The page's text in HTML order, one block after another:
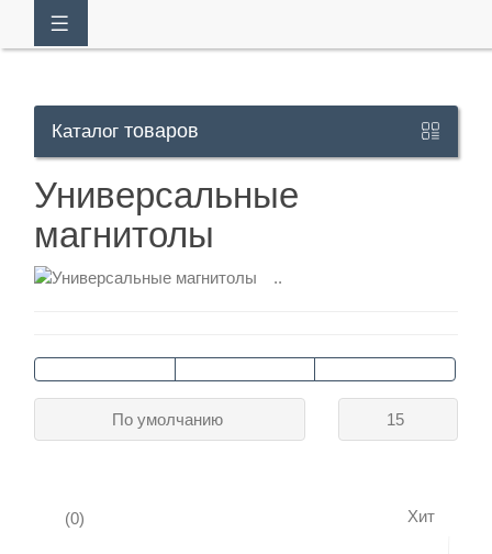
929
26
Режим
Каталог товаров
Универсальные
магнитолы
..
15
По умолчанию
(0) Хит